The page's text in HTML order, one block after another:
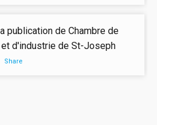
publication de Chambre de
d'industrie de St-Joseph
Share